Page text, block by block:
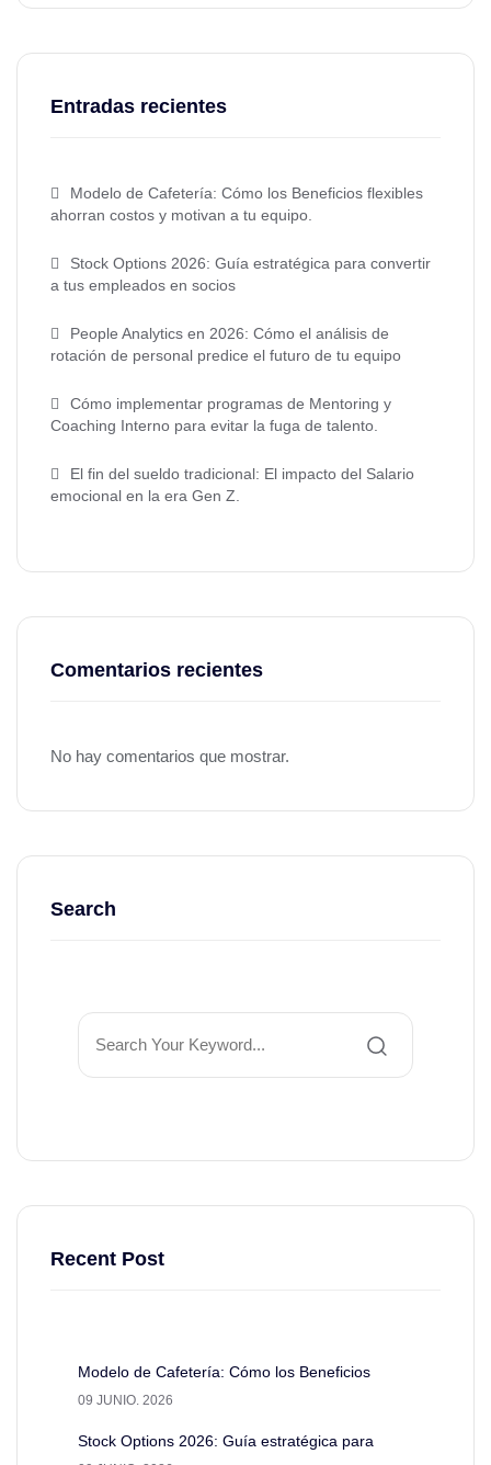
Entradas recientes
Modelo de Cafetería: Cómo los Beneficios flexibles
ahorran costos y motivan a tu equipo.
Stock Options 2026: Guía estratégica para convertir
a tus empleados en socios
People Analytics en 2026: Cómo el análisis de
rotación de personal predice el futuro de tu equipo
Cómo implementar programas de Mentoring y
Coaching Interno para evitar la fuga de talento.
El fin del sueldo tradicional: El impacto del Salario
emocional en la era Gen Z.
Comentarios recientes
No hay comentarios que mostrar.
Search
Recent Post
Modelo de Cafetería: Cómo los Beneficios
09 JUNIO. 2026
Stock Options 2026: Guía estratégica para